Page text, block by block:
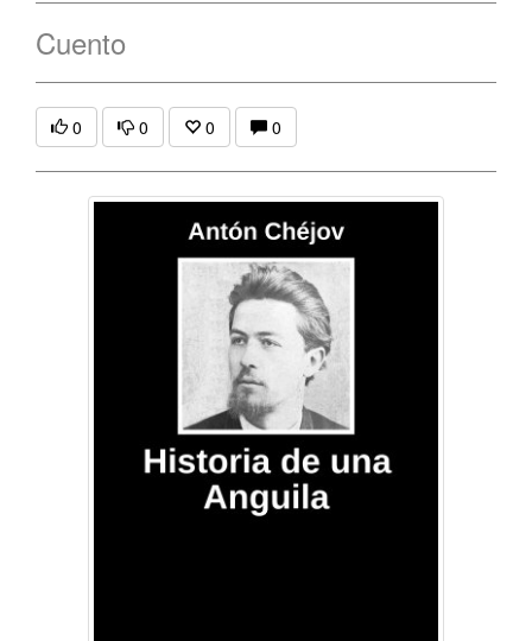
Cuento
0 0 0 0